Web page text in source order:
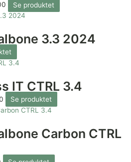
Se produktet
3.3 2024
IT CTRL 3.4
Se produktet
Carbon CTRL